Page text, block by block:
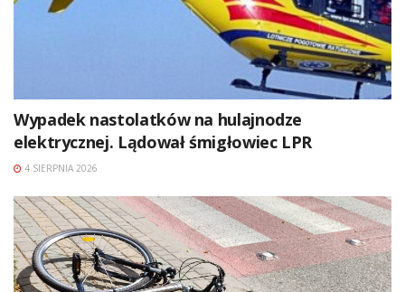
Wypadek nastolatków na hulajnodze
elektrycznej. Lądował śmigłowiec LPR
4 SIERPNIA 2026